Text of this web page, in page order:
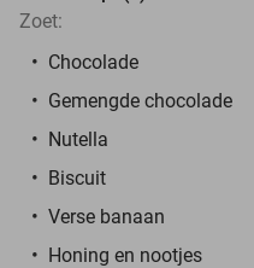
Zoet:
Chocolade
Gemengde chocolade
Nutella
Biscuit
Verse banaan
Honing en nootjes